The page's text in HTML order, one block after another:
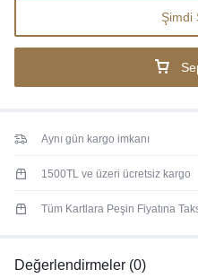
Şimdi
Aynı gün kargo imkanı
1500TL ve üzeri ücretsiz kargo
Tüm Kartlara Peşin Fiyatına
Değerlendirmeler (0)